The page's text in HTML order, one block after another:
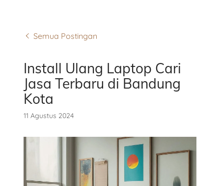
Semua Postingan
Install Ulang Laptop Cari
Jasa Terbaru di Bandung
Kota
11 Agustus 2024